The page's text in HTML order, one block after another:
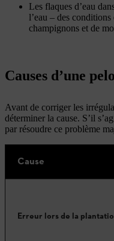
Les flaques d’eau
l’eau – des
champignons et de
Causes d’une
Avant de corriger les
déterminer la cause. S’il
par résoudre ce problème
Cause
Erreur lors de la